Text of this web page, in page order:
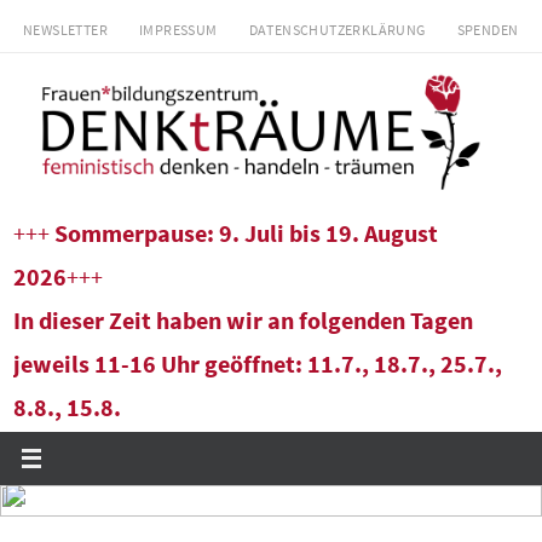
Zum
springen
NEWSLETTER IMPRESSUM DATENSCHUTZERKLÄRUNG SPENDEN
+++ Sommerpause: 9. Juli bis 19. August
2026+++
In dieser Zeit haben wir an folgenden Tagen
jeweils 11-16 Uhr geöffnet: 11.7., 18.7., 25.7.,
8.8., 15.8.